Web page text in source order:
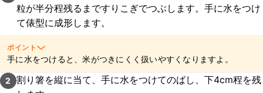
粒が半分程残るまですりこぎでつぶします。手に水をつけ
て俵型に成形します。
ポイント
手に水をつけると、米がつきにくく扱いやすくなりますよ。
2
割り箸を縦に当て、手に水をつけてのばし、下4cm程を残